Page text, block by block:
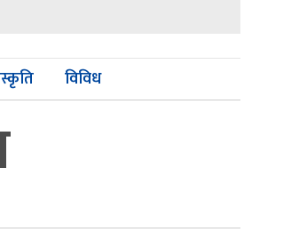
विविध